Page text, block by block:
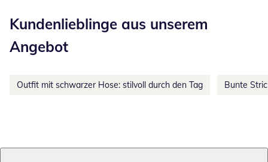
Kundenlieblinge aus unserem
Angebot
Outfit mit schwarzer Hose: stilvoll durch den Tag Bunte